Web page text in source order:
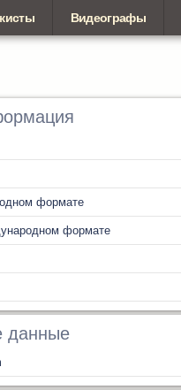
Видеографы
формате
формате
данные